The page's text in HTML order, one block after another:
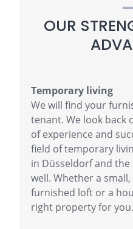
OUR
Temporary living
We will find your
tenant. We look back
of experience and
field of temporary
in Düsseldorf and
well. Whether a
furnished loft or a
right property for you.